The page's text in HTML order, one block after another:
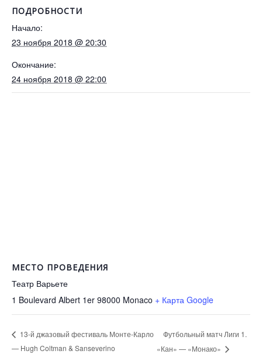
ПОДРОБНОСТИ
Начало:
23 ноября 2018 @ 20:30
Окончание:
24 ноября 2018 @ 22:00
МЕСТО ПРОВЕДЕНИЯ
Театр Варьете
1 Boulevard Albert 1er 98000 Monaco + Карта Google
13-й джазовый фестиваль Монте-Карло
— Hugh Coltman & Sanseverino
Футбольный матч Лиги 1.
«Кан» — «Монако»